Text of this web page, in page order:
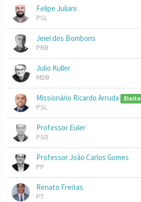
Felipe Juliani
PSL
Jeiel dos Bombons
PRB
Julio Kuller
MDB
Missionário Ricardo Arruda Eleito
PSL
Professor Euler
PSD
Professor João Carlos Gomes
PP
Renato Freitas
PT